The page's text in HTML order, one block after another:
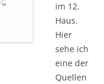
im 12.
Haus.
Hier
sehe ich
eine der
Quellen